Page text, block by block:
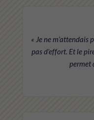
« Je ne m’attendais
pas d’effort. Et le
permet